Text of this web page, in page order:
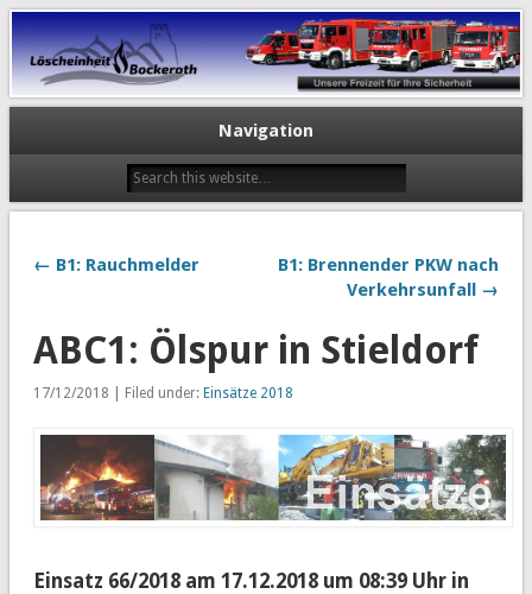
Navigation
← B1: Rauchmelder
B1: Brennender PKW nach
Verkehrsunfall →
ABC1: Ölspur in Stieldorf
17/12/2018 | Filed under: Einsätze 2018
Einsatz 66/2018 am 17.12.2018 um 08:39 Uhr in